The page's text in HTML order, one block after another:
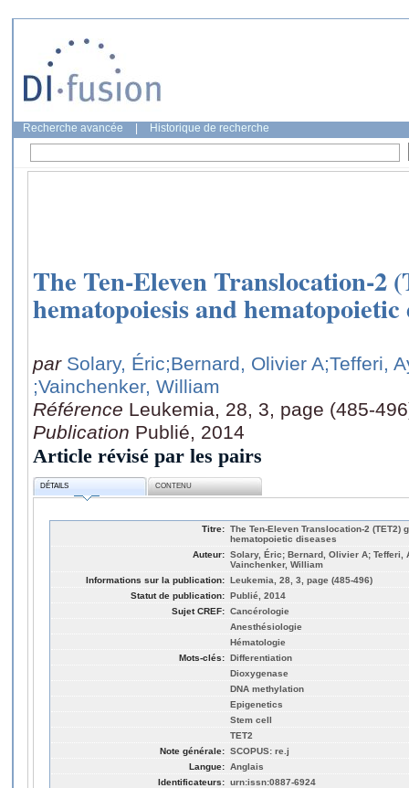
Recherche avancée Historique de recherche
The Ten-Eleven Translocation-2
hematopoiesis and hematopoietic
par Solary, Éric;Bernard, Olivier A;Tefferi,
;Vainchenker, William
Référence Leukemia, 28, 3, page (485-
Publication Publié, 2014
Article révisé par les pairs
DÉTAILS CONTENU
Titre: The Ten-Eleven Translocation-2 (TET2)
hematopoietic diseases
Auteur: Solary, Éric; Bernard, Olivier A; Tefferi,
Vainchenker, William
Informations sur la publication: Leukemia, 28, 3, page (485-496)
Statut de publication: Publié, 2014
Sujet CREF: Cancérologie
Anesthésiologie
Hématologie
Mots-clés: Differentiation
Dioxygenase
DNA methylation
Epigenetics
Stem cell
TET2
Note générale: SCOPUS: re.j
Langue: Anglais
Identificateurs: urn:issn:0887-6924